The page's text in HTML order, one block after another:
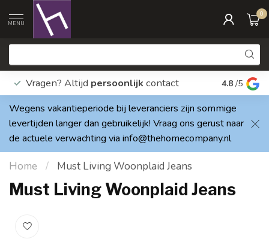
MENU
0
Vragen? Altijd persoonlijk contact Elke dag
4.8 /5
Wegens vakantieperiode bij leveranciers zijn sommige
levertijden langer dan gebruikelijk! Vraag ons gerust naar
de actuele verwachting via info@thehomecompany.nl
Home / Must Living Woonplaid Jeans
Must Living Woonplaid Jeans